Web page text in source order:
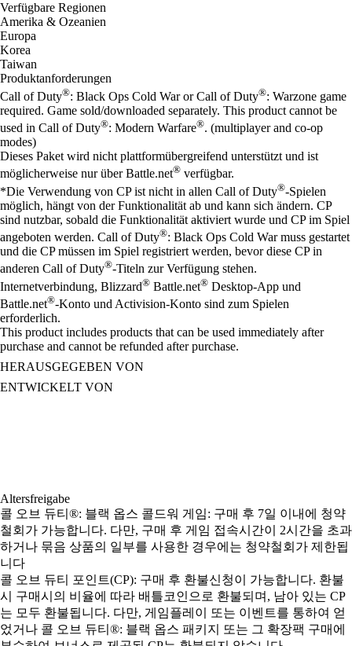
Verfügbare Regionen
Amerika & Ozeanien
Europa
Korea
Taiwan
Produktanforderungen
Call of Duty®: Black Ops Cold War or Call of Duty®: Warzone game
required. Game sold/downloaded separately. This product cannot be
used in Call of Duty®: Modern Warfare®. (multiplayer and co-op
modes)
Dieses Paket wird nicht plattformübergreifend unterstützt und ist
möglicherweise nur über Battle.net® verfügbar.
*Die Verwendung von CP ist nicht in allen Call of Duty®-Spielen
möglich, hängt von der Funktionalität ab und kann sich ändern. CP
sind nutzbar, sobald die Funktionalität aktiviert wurde und CP im Spiel
angeboten werden. Call of Duty®: Black Ops Cold War muss gestartet
und die CP müssen im Spiel registriert werden, bevor diese CP in
anderen Call of Duty®-Titeln zur Verfügung stehen.
Internetverbindung, Blizzard® Battle.net® Desktop-App und
Battle.net®-Konto und Activision-Konto sind zum Spielen
erforderlich.
This product includes products that can be used immediately after
purchase and cannot be refunded after purchase.
HERAUSGEGEBEN VON
ENTWICKELT VON
Altersfreigabe
콜 오브 듀티®: 블랙 옵스 콜드워 게임: 구매 후 7일 이내에 청약
철회가 가능합니다. 다만, 구매 후 게임 접속시간이 2시간을 초과
하거나 묶음 상품의 일부를 사용한 경우에는 청약철회가 제한됩
니다
콜 오브 듀티 포인트(CP): 구매 후 환불신청이 가능합니다. 환불
시 구매시의 비율에 따라 배틀코인으로 환불되며, 남아 있는 CP
는 모두 환불됩니다. 다만, 게임플레이 또는 이벤트를 통하여 얻
었거나 콜 오브 듀티®: 블랙 옵스 패키지 또는 그 확장팩 구매에